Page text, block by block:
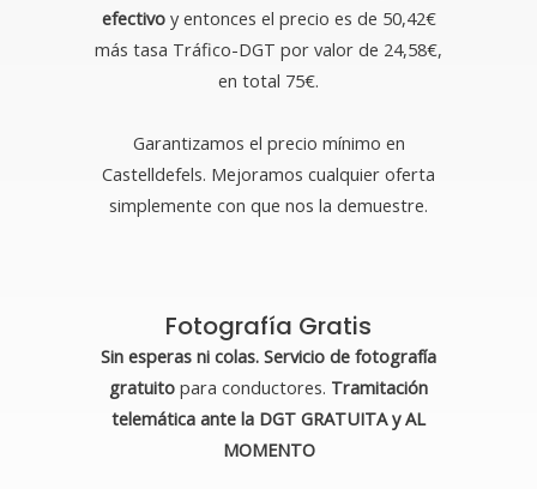
efectivoy entonces el precio es de 50,42€
más tasa Tráfico-DGT por valor de 24,58€,
en total 75€.
Garantizamos el precio mínimo en
Castelldefels. Mejoramos cualquier oferta
simplemente con que nos la demuestre.
Fotografía Gratis
Sin esperas ni colas. Servicio de fotografía
gratuito para conductores. Tramitación
telemática ante la DGT GRATUITA y AL
MOMENTO